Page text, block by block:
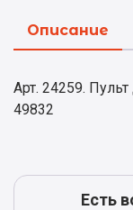
Описание
Арт. 24259. Пульт
49832
Есть